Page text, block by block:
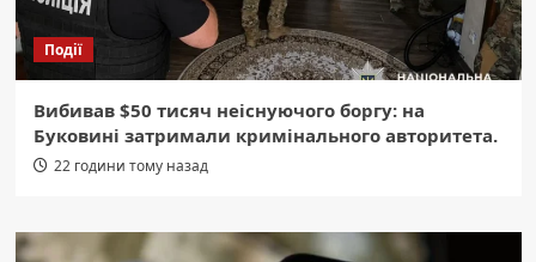
Події
Вибивав $50 тисяч неіснуючого боргу: на
Буковині затримали кримінального авторитета.
22 години тому назад